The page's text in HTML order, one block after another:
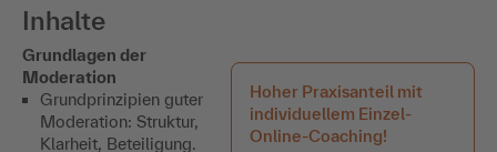
Inhalte
Hoher Praxisanteil mit
individuellem Einzel-
Online-Coaching!
Grundlagen der
Moderation
Grundprinzipien guter
Moderation: Struktur,
Klarheit, Beteiligung.